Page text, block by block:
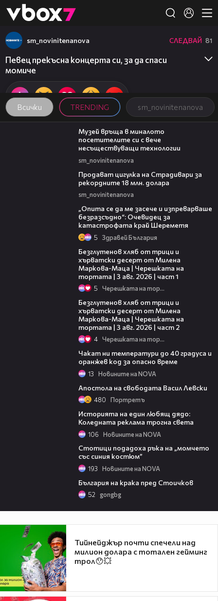
👾
Всички TRENDING sm_novinitenanova
sm_novinitenanova СЛЕДВАЙ 81
Певец прекъсна концерта си, за да спаси
момиче
01:15
Музей връща в миналото
посетителите си с вече
несъществуващи технологии
sm_novinitenanova
Продават цигулка на Страдивари за
рекордните 18 млн. долара
sm_novinitenanova
„Опита се да ме засече и изпреварваше
безразсъдно“: Очевидец за
катастрофата край Шереметя
5 Здравей България
Безглутенов хляб от трици и
хърватски десерт от Милена
Маркова-Маца | Черешката на
тортата | 3 авг. 2026 | част 1
5 Черешката на тортата
Безглутенов хляб от трици и
хърватски десерт от Милена
Маркова-Маца | Черешката на
тортата | 3 авг. 2026 | част 2
4 Черешката на тортата
Чакат ни температури до 40 градуса и
оранжев код за опасно време
13 Новините на NOVA
Апостола на свободата Васил Левски
480 Портретъ
Историята на един любящ дядо:
Коледната реклама трогна света
106 Новините на NOVA
Стотици подадоха ръка на „момчето
със синия костюм”
193 Новините на NOVA
България на крака пред Стоичков
52 gongbg
Тийнейджър почти спечели над
милион долара с тотален гейминг
трол😯💥